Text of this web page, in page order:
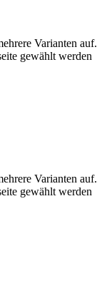
Varianten auf.
gewählt werden
Varianten auf.
gewählt werden